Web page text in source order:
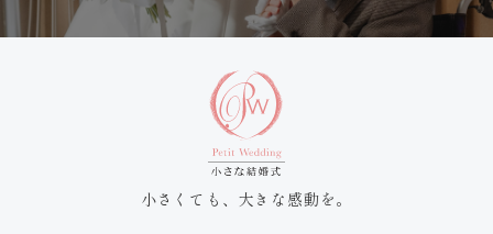
小さくても、大きな感動を。